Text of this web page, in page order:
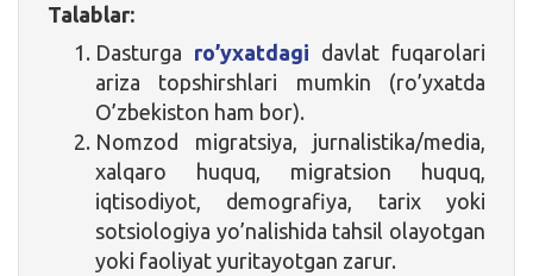
Talablar:
Dasturga ro’yxatdagi davlat fuqarolari
ariza topshirshlari mumkin (ro’yxatda
O’zbekiston ham bor).
Nomzod migratsiya, jurnalistika/media,
xalqaro huquq, migratsion huquq,
iqtisodiyot, demografiya, tarix yoki
sotsiologiya yo’nalishida tahsil olayotgan
yoki faoliyat yuritayotgan zarur.